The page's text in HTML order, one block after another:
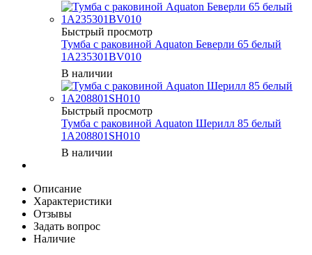
Быстрый просмотр
Тумба с раковиной Aquaton Беверли 65 белый
1A235301BV010
В наличии
Быстрый просмотр
Тумба с раковиной Aquaton Шерилл 85 белый
1A208801SH010
В наличии
Описание
Характеристики
Отзывы
Задать вопрос
Наличие